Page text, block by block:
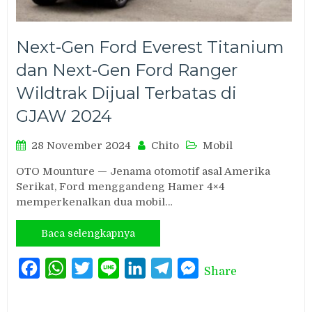
Next-Gen Ford Everest Titanium
dan Next-Gen Ford Ranger
Wildtrak Dijual Terbatas di
GJAW 2024
28 November 2024 Chito Mobil
OTO Mounture — Jenama otomotif asal Amerika
Serikat, Ford menggandeng Hamer 4×4
memperkenalkan dua mobil…
Baca selengkapnya
FacebookWhatsAppTwitterLine LinkedInTelegramMessenger
Share